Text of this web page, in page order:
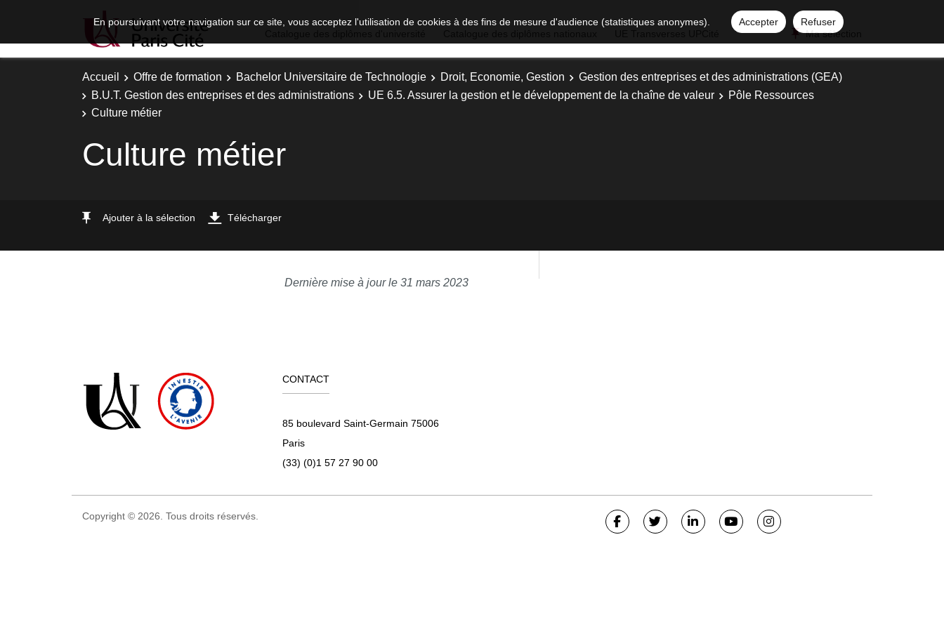
En poursuivant votre navigation sur ce site, vous acceptez l'utilisation de cookies à des fins de mesure d'audience (statistiques anonymes). Accepter
Refuser
Ma sélection
Accueil Offre de formation Bachelor Universitaire de Technologie Droit, Economie, Gestion
Gestion des entreprises et des administrations (GEA)
B.U.T. Gestion des entreprises et des administrations
UE 6.5. Assurer la gestion et le développement de la chaîne de valeur
Pôle Ressources
Culture métier
Culture métier
Ajouter à la sélection Télécharger
Dernière mise à jour le 31 mars 2023
CONTACT
85 boulevard Saint-Germain 75006
Paris
(33) (0)1 57 27 90 00
Copyright © 2026. Tous droits réservés.